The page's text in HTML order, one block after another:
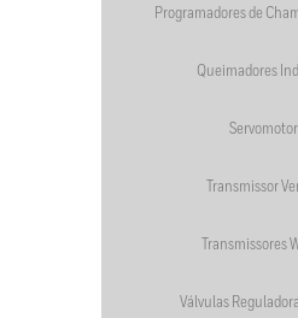
Programadores de
Queimadores
Transmissor
Transmissores
Válvulas